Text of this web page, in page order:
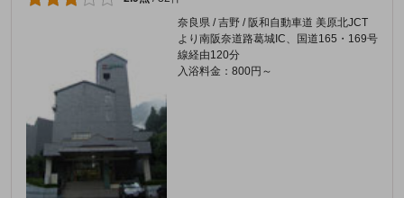
奈良県 / 吉野 / 阪和自動車道 美原北JCT
より南阪奈道路葛城IC、国道165・169号
線経由120分
入浴料金：800円～